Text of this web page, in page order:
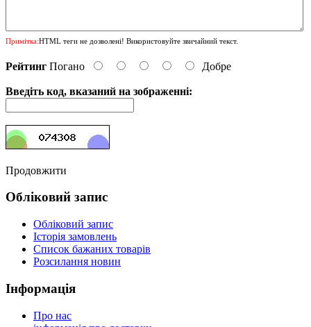
Примітка:HTML теги не дозволені! Використовуйте звичайний текст.
Рейтинг Погано Добре
Введіть код, вказаний на зображенні:
Продовжити
Обліковий запис
Обліковий запис
Історія замовлень
Список бажаних товарів
Розсилання новин
Інформація
Про нас